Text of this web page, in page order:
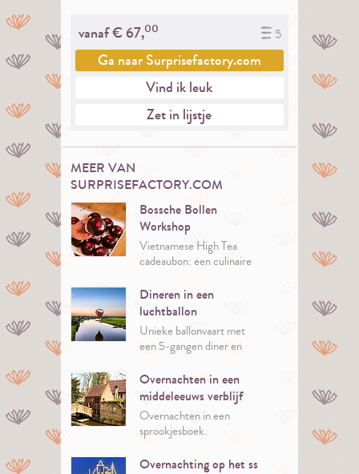
5
vanaf € 67,00
Ga naarSurprisefactory.com
Vind ik leuk
Zet in lijstje
MEER VAN
SURPRISEFACTORY.COM
Bossche Bollen
Workshop
Vietnamese High Tea
cadeaubon: een culinaire
Dineren in een
luchtballon
Unieke ballonvaart met
een 5-gangen diner en
Nederland.
Overnachten in een
middeleeuws verblijf
Overnachten in een
sprookjesboek.
Overnachting op het ss